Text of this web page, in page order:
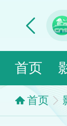
首页
首页